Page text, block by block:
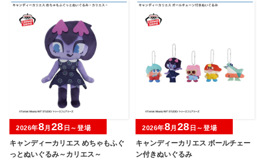
キャンディーカリエス めちゃもふぐ
っとぬいぐるみ～カリエス～
2026年8月 28 日～登場
キャンディーカリエス ボールチェー
ン付きぬいぐるみ
2026年8月 28 日～登場